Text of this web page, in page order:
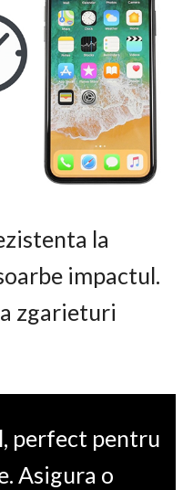
la
impactul.
zgarieturi
perfect pentru
Asigura o